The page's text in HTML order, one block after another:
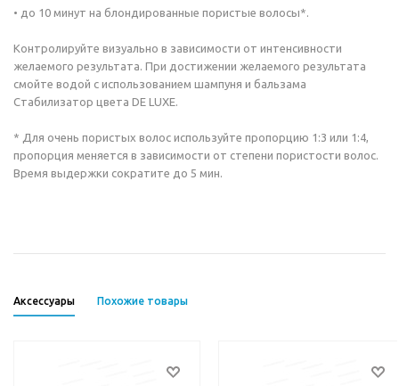
• до 10 минут на блондированные пористые волосы*.
Контролируйте визуально в зависимости от интенсивности
желаемого результата. При достижении желаемого результата
смойте водой с использованием шампуня и бальзама
Стабилизатор цвета DE LUXE.
* Для очень пористых волос используйте пропорцию 1:3 или 1:4,
пропорция меняется в зависимости от степени пористости волос.
Время выдержки сократите до 5 мин.
Аксессуары Похожие товары